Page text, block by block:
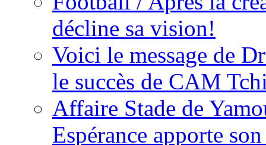
décline sa vision!
Voici le message de
le succès de CAM
Affaire Stade de
Espérance apporte